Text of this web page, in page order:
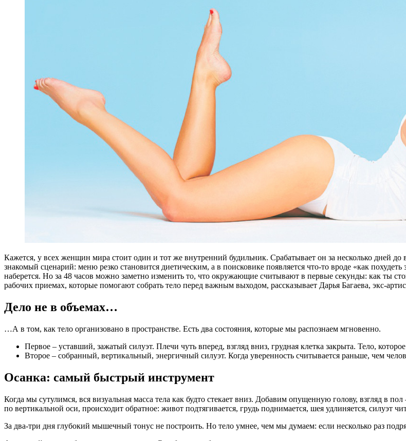
Кажется, у всех женщин мира стоит один и тот же внутренний будильник. Срабатывает он за несколько дней
знакомый сценарий: меню резко становится диетическим, а в поисковике появляется что-то вроде «как
наберется. Но за 48 часов можно заметно изменить то, что окружающие считывают в первые секунды: как ты
рабочих приемах, которые помогают собрать тело перед важным выходом, рассказывает Дарья Багаева, экс-
Дело не в объемах…
…А в том, как тело организовано в пространстве. Есть два состояния, которые мы распознаем мгновенно.
Первое – уставший, зажатый силуэт. Плечи чуть вперед, взгляд вниз, грудная клетка закрыта. Тело,
Второе – собранный, вертикальный, энергичный силуэт. Когда уверенность считывается раньше, чем
Осанка: самый быстрый инструмент
Когда мы сутулимся, вся визуальная масса тела как будто стекает вниз. Добавим опущенную голову, взгляд в
по вертикальной оси, происходит обратное: живот подтягивается, грудь поднимается, шея удлиняется, силуэт
За два-три дня глубокий мышечный тонус не построить. Но тело умнее, чем мы думаем: если несколько раз